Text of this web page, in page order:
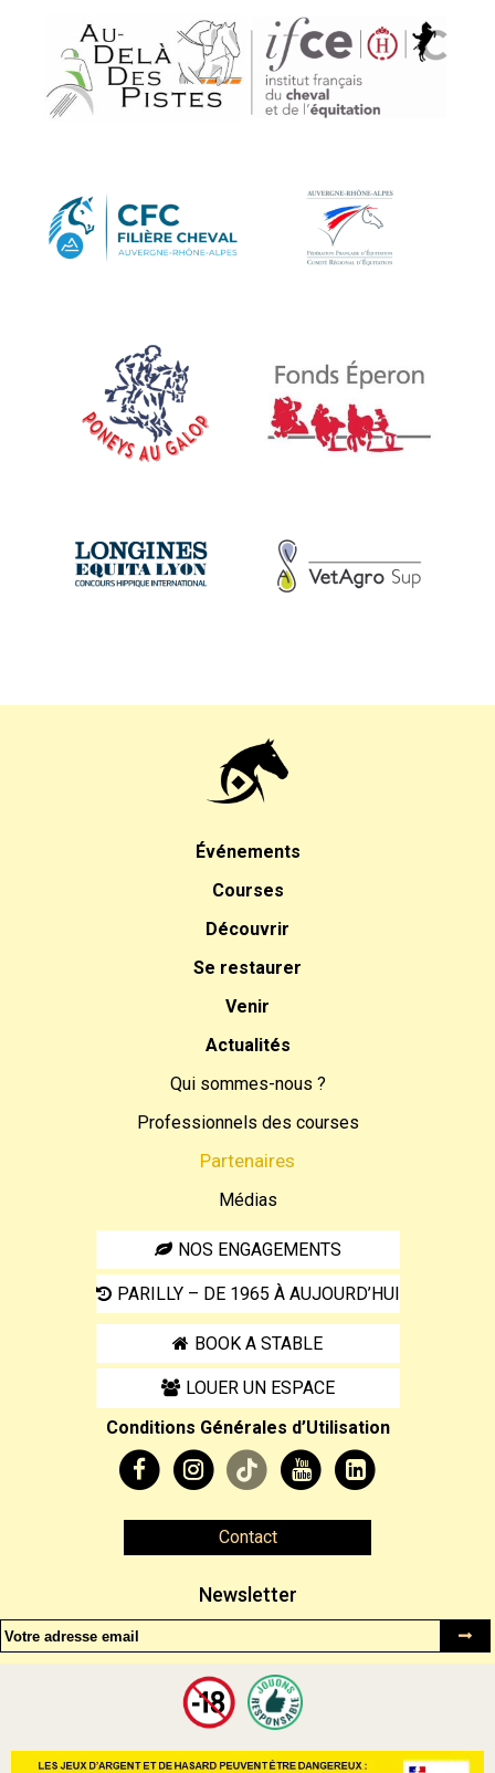
Événements
Courses
Découvrir
Se restaurer
Venir
Actualités
Qui sommes-nous ?
Professionnels des courses
Partenaires
Médias
NOS ENGAGEMENTS
PARILLY – DE 1965 À AUJOURD’HUI
BOOK A STABLE
LOUER UN ESPACE
Conditions Générales d’Utilisation
Contact
Newsletter